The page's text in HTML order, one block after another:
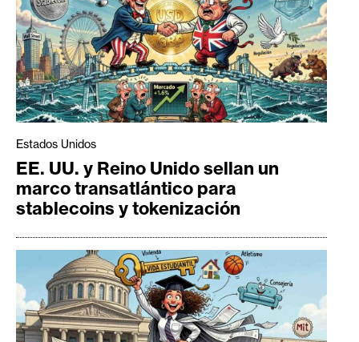
Estados Unidos
EE. UU. y Reino Unido sellan un
marco transatlántico para
stablecoins y tokenización